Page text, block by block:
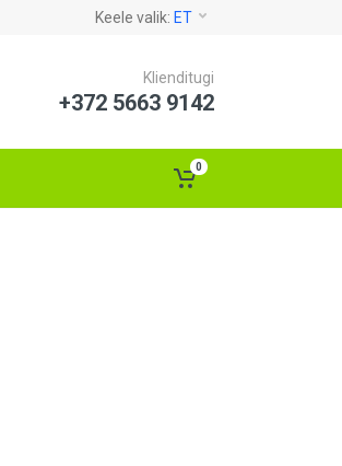
Keele valik: ET
Klienditugi
+372 5663 9142
0